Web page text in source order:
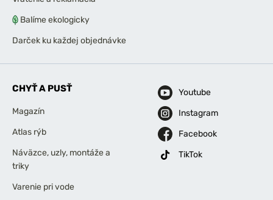
Balíme ekologicky
Darček ku každej objednávke
CHYŤ A PUSŤ
Magazín
Atlas rýb
Náväzce, uzly, montáže a
triky
Varenie pri vode
Youtube
Instagram
Facebook
TikTok